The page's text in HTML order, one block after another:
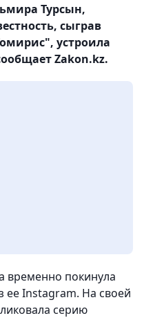
Турсын,
сыграв
устроила
Zakon.kz.
временно покинула
ее Instagram. На своей
серию